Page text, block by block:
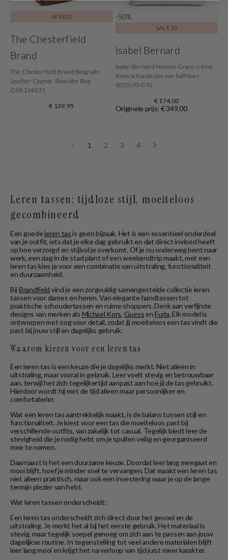
NEW20
The Chesterfield
Brand
The Chesterfield Brand Belgrado
Leather Cognac Shoulder Bag
C48.134031
€ 139,95
-50%
SALE10
Isabel Bernard
Isabel Bernard Honoré Grace crème
leren schoudertas van kalfsleer
IB25093-070
€ 174,00
Originele prijs: € 349,00
1 2 3 4
Leren tassen: tijdloze stijl, moeiteloos
gecombineerd
Een goedeleren tasis geen bijzaak. Het is een essentieel onderdeel
van je outfit, iets dat je elke dag gebruikt en dat direct invloed heeft
op hoe verzorgd en stijlvol je overkomt. Of je nu onderweg bent naar
werk, een dag in de stad plant of een weekendtrip maakt, met een
leren tas kies je voor een combinatie van uitstraling, functionaliteit
en duurzaamheid.
BijBrandfield vind je een zorgvuldig samengestelde collectie leren
tassen voor dames en heren. Van elegante handtassen tot
praktische schoudertassen en ruime shoppers. Denk aan verfijnde
designs van merken als Michael Kors, Guess enFurla. Elk model is
ontworpen met oog voor detail, zodat jij moeiteloos een tas vindt die
past bij jouw stijl en dagelijks gebruik.
Waarom kiezen voor een leren tas
Een leren tas is een keuze die je dagelijks merkt. Niet alleen in
uitstraling, maar vooral in gebruik. Leer voelt stevig en betrouwbaar
aan, terwijl het zich tegelijkertijd aanpast aan hoe jij de tas gebruikt.
Hierdoor wordt hij met de tijd alleen maar persoonlijker en
comfortabeler.
Wat een leren tas aantrekkelijk maakt, is de balans tussen stijl en
functionaliteit. Je kiest voor een tas die moeiteloos past bij
verschillende outfits, van zakelijk tot casual. Tegelijk biedt leer de
stevigheid die je nodig hebt om je spullen veilig en georganiseerd
mee te nemen.
Daarnaast is het een duurzame keuze. Doordat leer lang meegaat en
mooi blijft, hoef je minder snel te vervangen. Dat maakt een leren tas
niet alleen praktisch, maar ook een investering waar je op de lange
termijn plezier van hebt.
Wat leren tassen onderscheidt:
Een leren tas onderscheidt zich direct door het gevoel en de
uitstraling. Je merkt het al bij het eerste gebruik. Het materiaal is
stevig, maar tegelijk soepel genoeg om zich aan te passen aan jouw
dagelijkse routine. In tegenstelling tot veel andere materialen blijft
leer lang mooi en krijgt het na verloop van tijd juist meer karakter.